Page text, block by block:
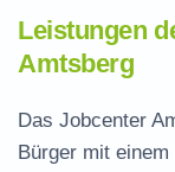
Leistungen
Amtsberg
Das Jobcenter
Bürger mit